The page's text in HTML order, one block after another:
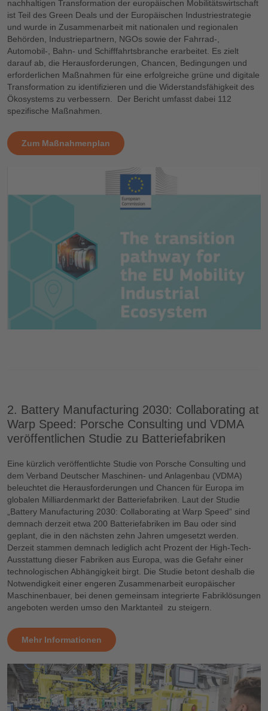
nachhaltigen Transformation der europäischen Mobilitätswirtschaft
ist Teil des Green Deals und der Europäischen Industriestrategie
und wurde in Zusammenarbeit mit nationalen und regionalen
Behörden, Industriepartnern, NGOs sowie der Fahrrad-,
Automobil-, Bahn- und Schifffahrtsbranche erarbeitet. Es zielt
darauf ab, die Herausforderungen, Chancen, Bedingungen und
erforderlichen Maßnahmen für eine erfolgreiche grüne und digitale
Transformation zu identifizieren und die Widerstandsfähigkeit des
Ökosystems zu verbessern. Der Bericht umfasst dabei 112
spezifische Maßnahmen.
Zum Maßnahmenplan
2. Battery Manufacturing 2030: Collaborating at
Warp Speed: Porsche Consulting und VDMA
veröffentlichen Studie zu Batteriefabriken
Eine kürzlich veröffentlichte Studie von Porsche Consulting und
dem Verband Deutscher Maschinen- und Anlagenbau (VDMA)
beleuchtet die Herausforderungen und Chancen für Europa im
globalen Milliardenmarkt der Batteriefabriken. Laut der Studie
„Battery Manufacturing 2030: Collaborating at Warp Speed“ sind
demnach derzeit etwa 200 Batteriefabriken im Bau oder sind
geplant, die in den nächsten zehn Jahren umgesetzt werden.
Derzeit stammen demnach lediglich acht Prozent der High-Tech-
Ausstattung dieser Fabriken aus Europa, was die Gefahr einer
technologischen Abhängigkeit birgt. Die Studie betont deshalb die
Notwendigkeit einer engeren Zusammenarbeit europäischer
Maschinenbauer, bei denen gemeinsam integrierte Fabriklösungen
angeboten werden umso den Marktanteil zu steigern.
Mehr Informationen